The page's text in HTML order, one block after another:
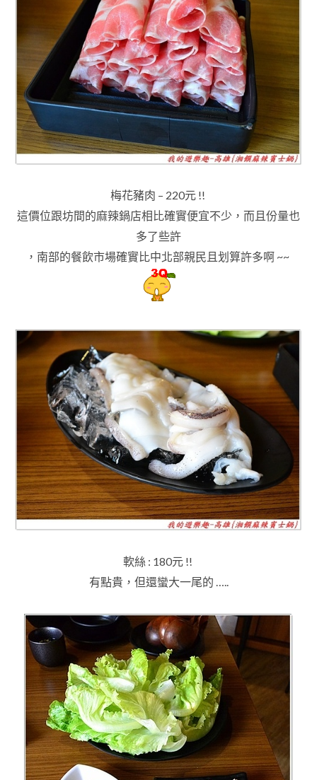
梅花豬肉 – 220元 !!
這價位跟坊間的麻辣鍋店相比確實便宜不少 ，而且 份量也
多了些許
，南部的餐飲市場確實比中北部親民且划算許多啊 ~~
軟絲 : 180元 !!
有點貴，但還蠻大一尾的 …..